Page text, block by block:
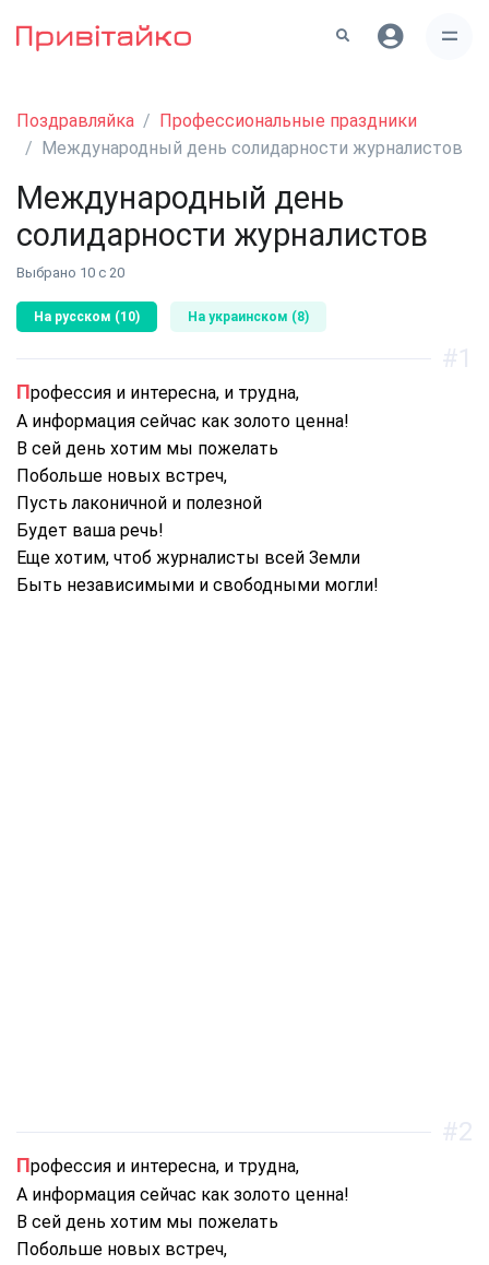
Поздравляйка
Профессиональные праздники
Международный день солидарности журналистов
Международный день
солидарности журналистов
Выбрано 10 с 20
На русском (10) На украинском (8)
Профессия и интересна, и трудна,
А информация сейчас как золото ценна!
В сей день хотим мы пожелать
Побольше новых встреч,
Пусть лаконичной и полезной
Будет ваша речь!
Еще хотим, чтоб журналисты всей Земли
Быть независимыми и свободными могли!
#1
Профессия и интересна, и трудна,
А информация сейчас как золото ценна!
В сей день хотим мы пожелать
Побольше новых встреч,
#2